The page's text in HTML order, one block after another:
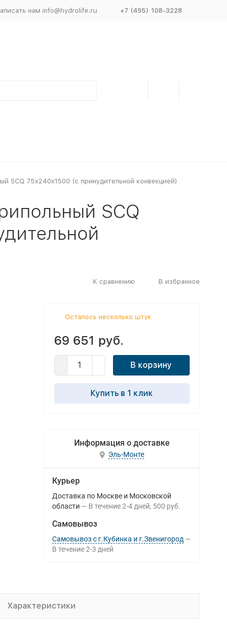
нам info@hydrolife.ru +7 (495) 108-3228
SCQ 75х240х1500 (с принудительной конвекцией)
SCQ
К сравнению В избранное
Осталось несколько штук
69 651 руб.
В корзину
Купить в 1 клик
Информация о доставке
Эль-Монте
Курьер
Доставка по Москве и Московской
области
В течение 2-4 дней 500 руб.
Самовывоз
Самовывоз с г.Кубинка и г.Звенигород
В течение 2-3 дней
Характеристики